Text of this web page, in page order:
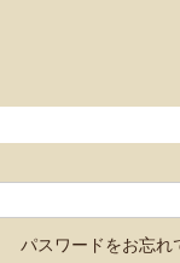
パスワードをお忘れ